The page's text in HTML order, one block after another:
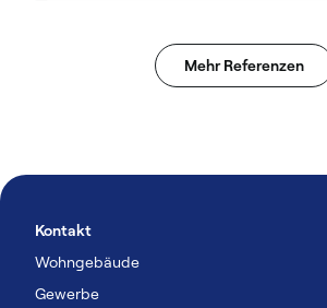
Mehr Referenzen
Kontakt
Wohngebäude
Gewerbe